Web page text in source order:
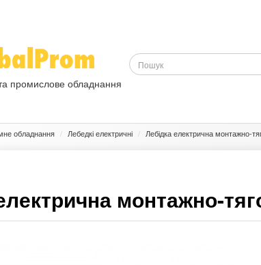
промислове обладнання
обладнання Лебедкі електричні Лебідка електрична монтажно-
монтажно-